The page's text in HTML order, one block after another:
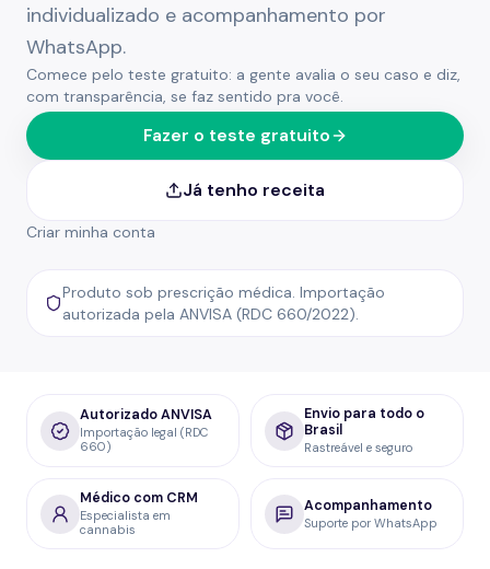
individualizado e acompanhamento por
WhatsApp.
Comece pelo teste gratuito: a gente avalia o seu caso e diz,
com transparência, se faz sentido pra você.
Fazer o teste gratuito
Já tenho receita
Criar minha conta
Produto sob prescrição médica. Importação
autorizada pela ANVISA (RDC 660/2022).
Autorizado ANVISA
Importação legal (RDC
660)
Envio para todo o
Brasil
Rastreável e seguro
Médico com CRM
Especialista em
cannabis
Acompanhamento
Suporte por WhatsApp